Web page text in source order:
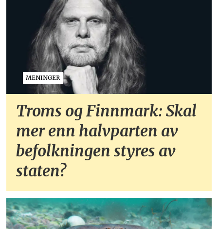
MENINGER
Troms og Finnmark: Skal
mer enn halvparten av
befolkningen styres av
staten?